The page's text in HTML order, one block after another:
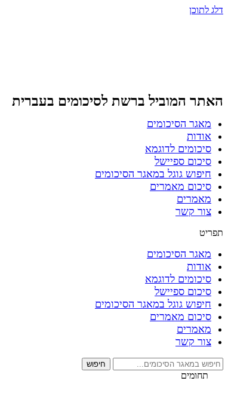
דלג לתוכן
האתר המוביל ברשת לסיכומים בעברית
מאגר הסיכומים
אודות
סיכומים לדוגמא
סיכום ספיישל
חיפוש גוגל במאגר הסיכומים
סיכום מאמרים
מאמרים
צור קשר
תפריט
מאגר הסיכומים
אודות
סיכומים לדוגמא
סיכום ספיישל
חיפוש גוגל במאגר הסיכומים
סיכום מאמרים
מאמרים
צור קשר
חיפוש
תחומים